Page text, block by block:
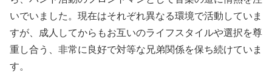
いでいました。現在はそれぞれ異なる環境で活動していま
すが、成人してからもお互いのライフスタイルや選択を尊
重し合う、非常に良好で対等な兄弟関係を保ち続けていま
す。